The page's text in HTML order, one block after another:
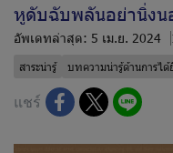
หูดับฉับพลันอย่านิ่งน
อัพเดทล่าสุด: 5 เม.ย. 2024
สาระน่ารู้ บทความน่ารู้ด้านการได้
แชร์